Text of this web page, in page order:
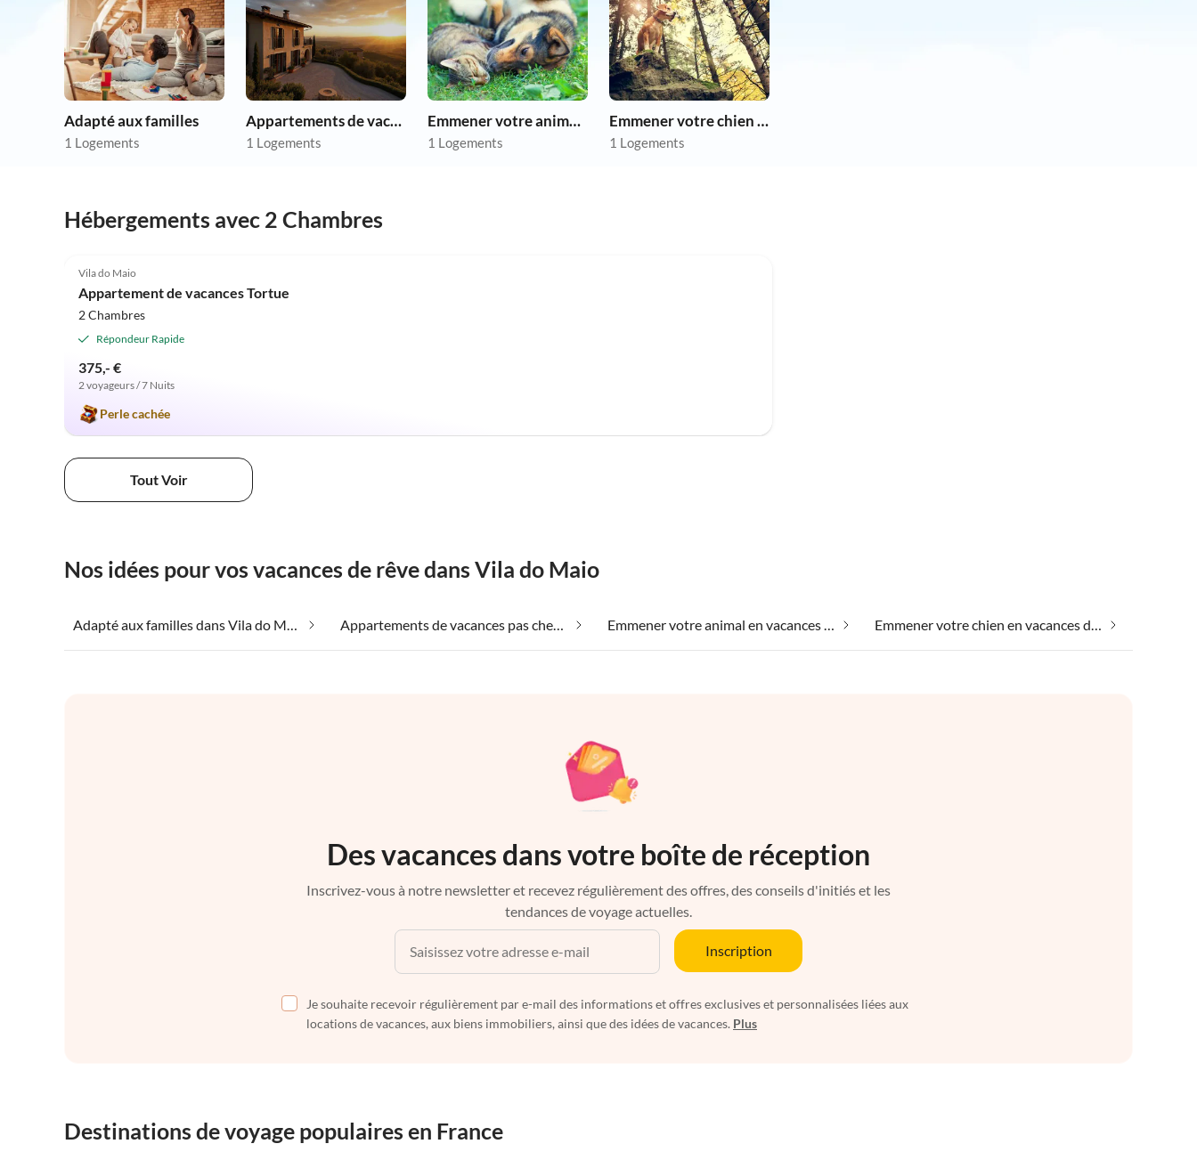
Adapté aux familles
1 Logements
Appartements de vacances pas chers
1 Logements
Emmener votre animal en vacances
1 Logements
Emmener votre chien en vacances
1 Logements
Hébergements avec 2 Chambres
Vila do Maio
Appartement de vacances Tortue
2 Chambres
Répondeur Rapide
375,- €
2 voyageurs / 7 Nuits
Perle cachée
Tout Voir
Nos idées pour vos vacances de rêve dans Vila do Maio
Adapté aux familles dans Vila do Maio Appartements de vacances pas chers dans Vila do Maio Emmener votre animal en vacances dans Vila do Maio Emmener votre chien en vacances dans Vila do Maio
Des vacances dans votre boîte de réception
Inscrivez-vous à notre newsletter et recevez régulièrement des offres, des conseils d'initiés et les
tendances de voyage actuelles.
Inscription
Je souhaite recevoir régulièrement par e-mail des informations et offres exclusives et personnalisées liées aux
locations de vacances, aux biens immobiliers, ainsi que des idées de vacances. Plus
Destinations de voyage populaires en France